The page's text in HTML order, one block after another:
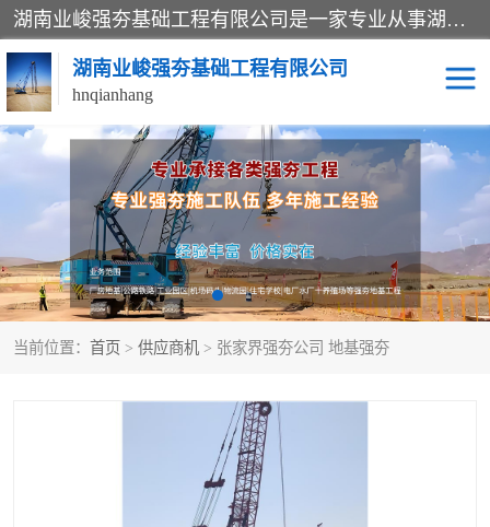
湖南业峻强夯基础工程有限公司是一家专业从事湖南强夯基础工程、强夯机租赁，地基处理的施工单位。业务覆盖：湖南、广东，江西等地。可承接1000KN.m-25000KN.m强夯（置换）工程。公司创始人是国内较早期从事强夯施工的建设者，经过多年的一步一个脚印的发展，在行业内具有较高的度和良好的口碑。
湖南业峻强夯基础工程有限公司
hnqianhang
当前位置： 首页 > 供应商机 > 张家界强夯公司 地基强夯
强夯施工案例 强夯机租赁
强夯施工工程 强夯施工队伍
强夯队伍